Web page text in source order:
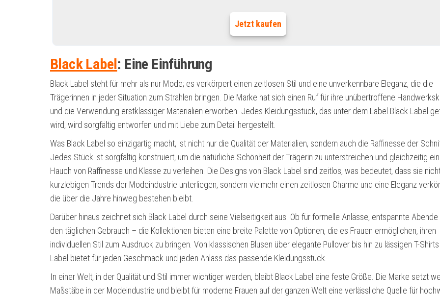
Jetzt kaufen
Black Label: Eine Einführung
Black Label steht für mehr als nur Mode; es verkörpert einen zeitlosen Stil und eine unverkennbare Eleganz, die die
Trägerinnen in jeder Situation zum Strahlen bringen. Die Marke hat sich einen Ruf für ihre unübertroffene
und die Verwendung erstklassiger Materialien erworben. Jedes Kleidungsstück, das unter dem Label Black Label
wird, wird sorgfältig entworfen und mit Liebe zum Detail hergestellt.
Was Black Label so einzigartig macht, ist nicht nur die Qualität der Materialien, sondern auch die Raffinesse der
Jedes Stück ist sorgfältig konstruiert, um die natürliche Schönheit der Trägerin zu unterstreichen und gleichzeitig
Hauch von Raffinesse und Klasse zu verleihen. Die Designs von Black Label sind zeitlos, was bedeutet, dass sie
kurzlebigen Trends der Modeindustrie unterliegen, sondern vielmehr einen zeitlosen Charme und eine Eleganz
die über die Jahre hinweg bestehen bleibt.
Darüber hinaus zeichnet sich Black Label durch seine Vielseitigkeit aus. Ob für formelle Anlässe, entspannte
den täglichen Gebrauch – die Kollektionen bieten eine breite Palette von Optionen, die es Frauen ermöglichen, ihren
individuellen Stil zum Ausdruck zu bringen. Von klassischen Blusen über elegante Pullover bis hin zu lässigen T-
Label bietet für jeden Geschmack und jeden Anlass das passende Kleidungsstück.
In einer Welt, in der Qualität und Stil immer wichtiger werden, bleibt Black Label eine feste Größe. Die Marke setzt
Maßstäbe in der Modeindustrie und bleibt für moderne Frauen auf der ganzen Welt eine verlässliche Quelle für